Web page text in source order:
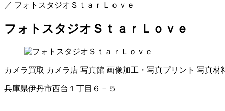
／ フォトスタジオＳｔａｒＬｏｖｅ
フォトスタジオＳｔａｒＬｏｖｅ
カメラ買取 カメラ店 写真館 画像加工・写真プリント 写真材
兵庫県伊丹市西台１丁目６－５